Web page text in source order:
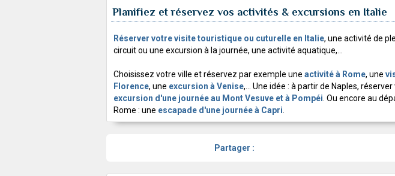
Planifiez et réservez vos activités & excursions en Italie
Réserver votre visite touristique ou cuturelle en Italie, une activité de
circuit ou une excursion à la journée, une activité aquatique,...
Choisissez votre ville et réservez par exemple une activité à Rome, une
Florence, une excursion à Venise,... Une idée : à partir de Naples,
excursion d'une journée au Mont Vesuve et à Pompéi . Ou encore au
Rome : une escapade d'une journée à Capri
Partager :